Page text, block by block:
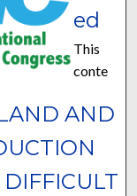
AND
ed
This
conte